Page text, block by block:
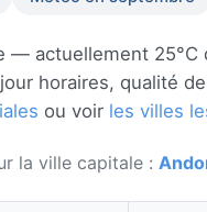
— actuellement 25°C
horaires, qualité
ou voir les villes
la ville capitale :